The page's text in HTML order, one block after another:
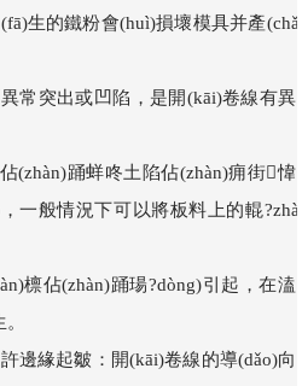
生的鐵粉會(huì)損壞模具并產
突出或凹陷，是開(kāi)卷線有異
踊蛘咚土陷佔(zhàn)痈街愇
一般情況下可以將板料上的輥
檩佔(zhàn)踊瑒?dòng)引起，在溘
緣起皺：開(kāi)卷線的導(dǎo)向